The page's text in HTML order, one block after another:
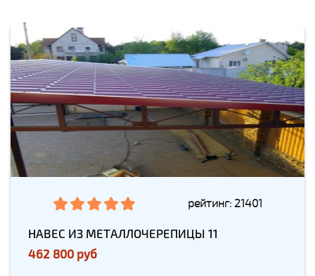
рейтинг: 21401
НАВЕС ИЗ МЕТАЛЛОЧЕРЕПИЦЫ 11
462 800 руб